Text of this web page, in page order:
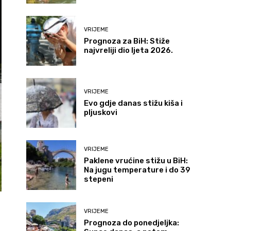
VRIJEME
Prognoza za BiH: Stiže
najvreliji dio ljeta 2026.
VRIJEME
Evo gdje danas stižu kiša i
pljuskovi
VRIJEME
Paklene vrućine stižu u BiH:
Na jugu temperature i do 39
stepeni
VRIJEME
Prognoza do ponedjeljka: